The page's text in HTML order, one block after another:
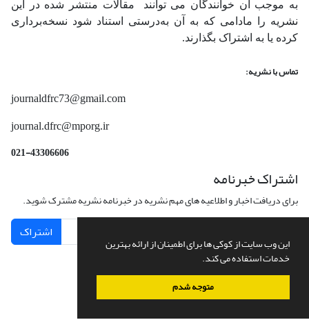
این وب سایت از کوکی ها برای اطمینان از ارائه بهترین
خدمات استفاده می کند.
متوجه شدم
به موجب ان خوانندگان می توانند مقالات منتشر شده در این
نشریه را مادامی که به آن‌ به‌درستی استناد شود نسخه‌برداری
کرده یا به اشتراک بگذارند.
تماس با نشریه:
journaldfrc73@gmail.com
journal.dfrc@mporg.ir
021-43306606
اشتراک خبرنامه
برای دریافت اخبار و اطلاعیه های مهم نشریه در خبرنامه نشریه مشترک شوید.
اشتراک
سامانه مدیریت نشریات علمی.طراحی و پیاده سازی ازسیناوب